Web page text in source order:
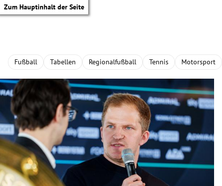
Zum Hauptinhalt der Seite
Fußball Tabellen Regionalfußball Tennis Motorsport